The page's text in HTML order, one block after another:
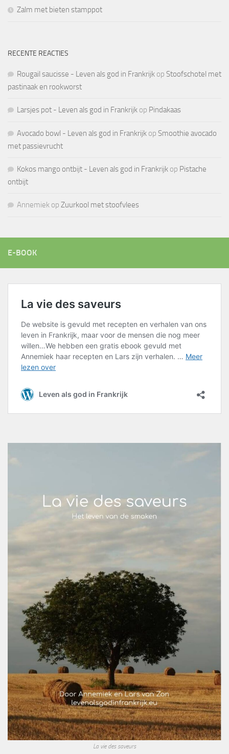
Zalm met bieten stamppot
RECENTE REACTIES
Rougail saucisse - Leven als god in Frankrijk op Stoofschotel met
pastinaak en rookworst
Larsjes pot - Leven als god in Frankrijk op Pindakaas
Avocado bowl - Leven als god in Frankrijk op Smoothie avocado
met passievrucht
Kokos mango ontbijt - Leven als god in Frankrijk op Pistache
ontbijt
Annemiek op Zuurkool met stoofvlees
E-BOOK
La vie des saveurs